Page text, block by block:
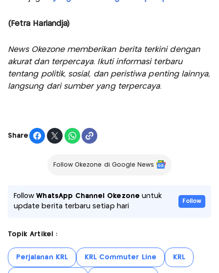
(Fetra Hariandja)
News Okezone memberikan berita terkini dengan
akurat dan terpercaya. Ikuti informasi terbaru
tentang politik, sosial, dan peristiwa penting lainnya,
langsung dari sumber yang terpercaya.
Share
Follow Okezone di Google News
FollowWhatsApp Channel Okezone untuk
update berita terbaru setiap hari
Follow
Topik Artikel :
Perjalanan KRL KRL Commuter Line KRL